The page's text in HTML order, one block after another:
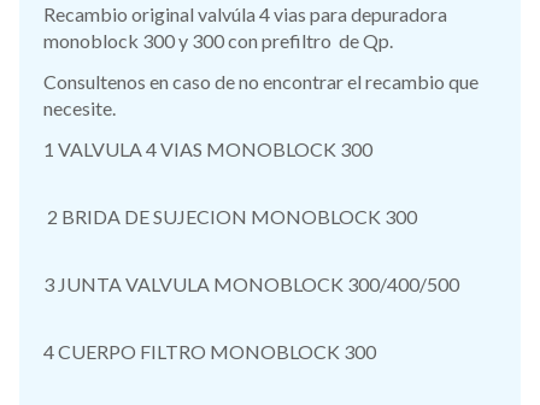
Recambio original valvúla 4 vias para depuradora
monoblock 300 y 300 con prefiltro de Qp.
Consultenos en caso de no encontrar el recambio que
necesite.
1 VALVULA 4 VIAS MONOBLOCK 300
2 BRIDA DE SUJECION MONOBLOCK 300
3 JUNTA VALVULA MONOBLOCK 300/400/500
4 CUERPO FILTRO MONOBLOCK 300